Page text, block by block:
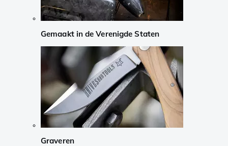
Gemaakt in de Verenigde Staten
Graveren